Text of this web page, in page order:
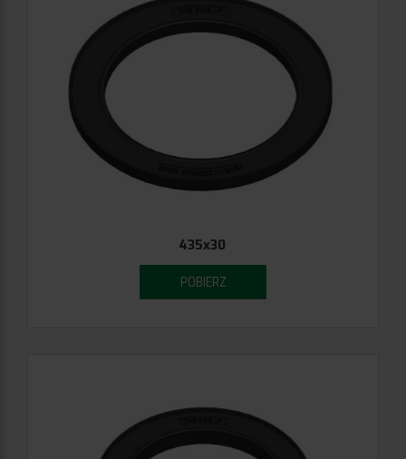
435x30
POBIERZ